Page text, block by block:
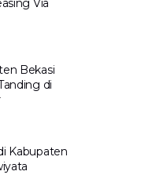
Via
Bekasi
di
Kabupaten